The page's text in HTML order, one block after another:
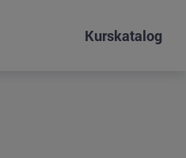
Kurskatalog